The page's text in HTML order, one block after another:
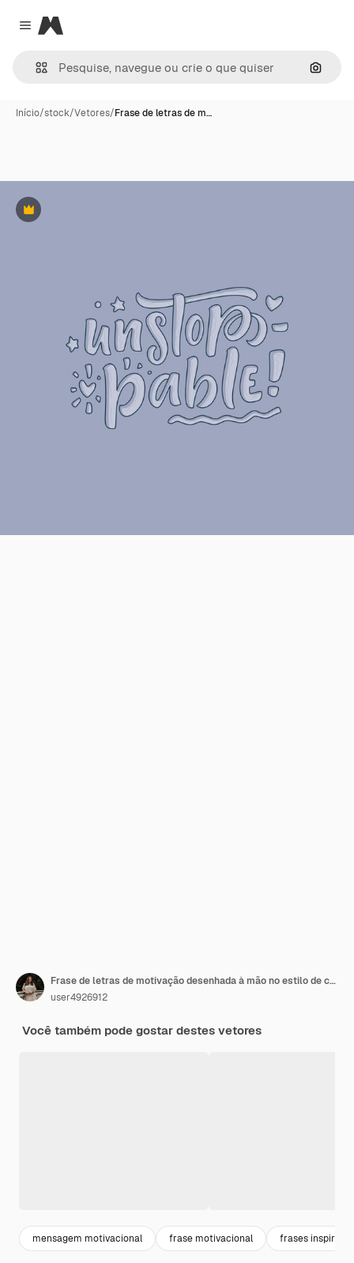
Close menu
Magnific
Início/stock/Vetores/Frase de letras de m…
Premium
Frase de letras de motivação desenhada à mão no estilo de caligrafia moderna Slogan de inspiração
user4926912
Você também pode gostar destes vetores
mensagem motivacional frase motivacional frases